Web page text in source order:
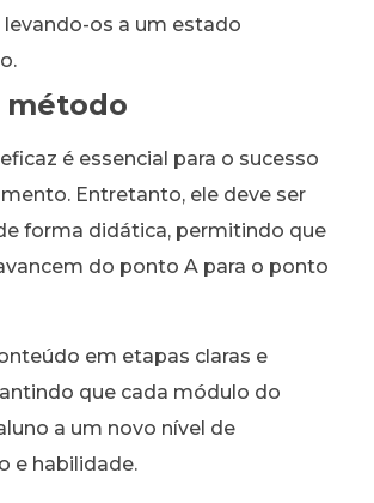
levando-os a um estado
método
é essencial para o sucesso
Entretanto, ele deve ser
forma didática, permitindo que
do ponto A para o ponto
em etapas claras e
que cada módulo do
a um novo nível de
e habilidade.